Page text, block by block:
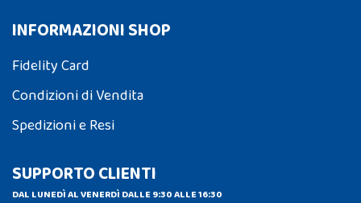
INFORMAZIONI SHOP
Fidelity Card
Condizioni di Vendita
Spedizioni e Resi
SUPPORTO CLIENTI
DAL LUNEDÌ AL VENERDÌ DALLE 9:30 ALLE 16:30